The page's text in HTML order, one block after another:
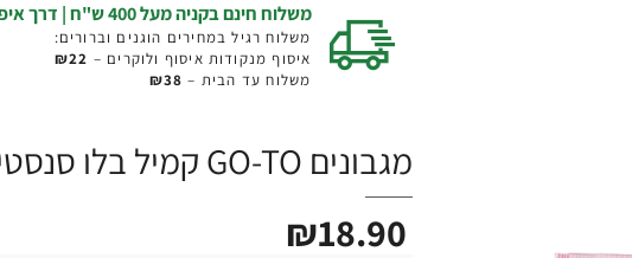
משלוח חינם בקניה מעל 400 ש"ח | דרך איפוסט עד 5 ק"ג
משלוח רגיל במחירים הוגנים וברורים:
איסוף מנקודות איסוף ולוקרים – ₪22
משלוח עד הבית – ₪38
מגבונים GO-TO קמיל בלו סנסטיב מארז שלישיה - ד"ר פישר
₪18.90